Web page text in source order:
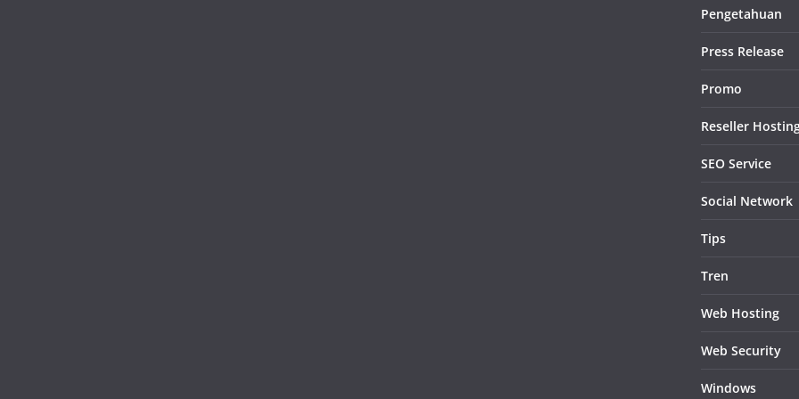
Pengetahuan
Press Release
Promo
Reseller
SEO Service
Social Network
Tips
Tren
Web Hosting
Web Security
Windows